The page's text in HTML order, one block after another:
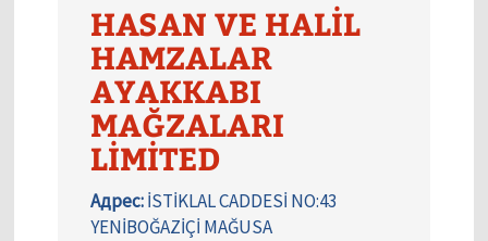
HASAN VE HALİL
HAMZALAR
AYAKKABI
MAĞZALARI
LİMİTED
Адрес:İSTİKLAL CADDESİ NO:43
YENİBOĞAZİÇİ MAĞUSA